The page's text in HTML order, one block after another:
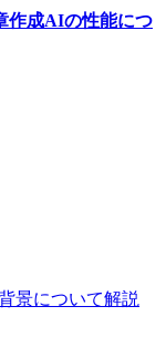
作成AIの性能につ